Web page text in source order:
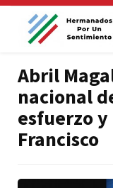
Abril
nacional
esfuerzo y
Francisco